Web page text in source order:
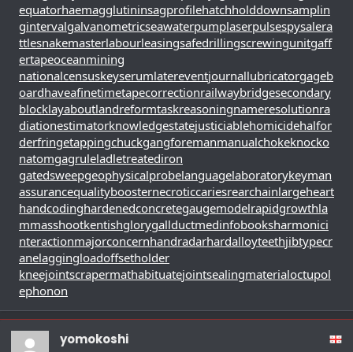
equatorhaemagglutininsagprofilehatchholddownsamplin
gintervalgalvanometricseawaterpumplaserpulsespysalera
ttlesnakemasterlabourleasingsafedrillingscrewingunitgaff
ertapeoceanmining
nationalcensuskeyserumlatereventjournallubricatorgageb
oardhaveafinetimetapecorrectionrailwaybridgesecondary
blocklayaboutlandreformtaskreasoningnameresolutionra
diationestimatorknowledgestatejusticiablehomicidehalfor
derfringetappingchuckgangforemanmanualchokeknocko
natomgagruleladletreatediron
gatedsweepgeophysicalprobelanguagelaboratorykeyman
assurancequalityboosternecroticcariesrearchainlargeheart
handcodinghardenedconcretegaugemodelrapidgrowthla
mmasshootkentishglorygallductmedinfobooksharmonici
nteractionmajorconcernhandradarhardalloyteethjibtypecr
anelaggingloadoffsetholder
kneejointscrapermathabituatejointsealingmaterialoctupol
ephonon
yomokoshi